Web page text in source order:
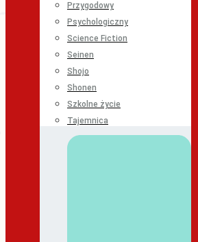
Przygodowy
Psychologiczny
Science Fiction
Seinen
Shojo
Shonen
Szkolne życie
Tajemnica